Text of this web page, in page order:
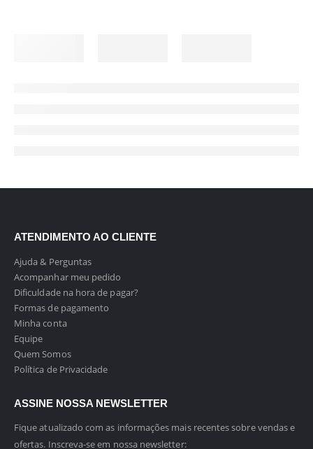
ATENDIMENTO AO CLIENTE
Ajuda & Perguntas
Acompanhar meu pedido
Dificuldade na hora de pagar?
Formas de pagamento
Minha conta
Equipe
Quem Somos
Política de Privacidade
ASSINE NOSSA NEWSLETTER
Fique atualizado com as informações mais recentes sobre vendas e
ofertas. Inscreva-se em nossa newsletter: